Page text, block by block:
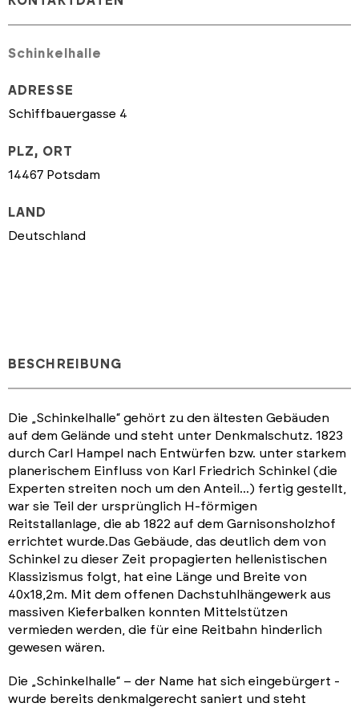
Schinkelhalle
ADRESSE
Schiffbauergasse 4
PLZ, ORT
14467 Potsdam
LAND
Deutschland
BESCHREIBUNG
Die „Schinkelhalle“ gehört zu den ältesten Gebäuden
auf dem Gelände und steht unter Denkmalschutz. 1823
durch Carl Hampel nach Entwürfen bzw. unter starkem
planerischem Einfluss von Karl Friedrich Schinkel (die
Experten streiten noch um den Anteil...) fertig gestellt,
war sie Teil der ursprünglich H-förmigen
Reitstallanlage, die ab 1822 auf dem Garnisonsholzhof
errichtet wurde.Das Gebäude, das deutlich dem von
Schinkel zu dieser Zeit propagierten hellenistischen
Klassizismus folgt, hat eine Länge und Breite von
40x18,2m. Mit dem offenen Dachstuhlhängewerk aus
massiven Kieferbalken konnten Mittelstützen
vermieden werden, die für eine Reitbahn hinderlich
gewesen wären.
Die „Schinkelhalle“ – der Name hat sich eingebürgert -
wurde bereits denkmalgerecht saniert und steht